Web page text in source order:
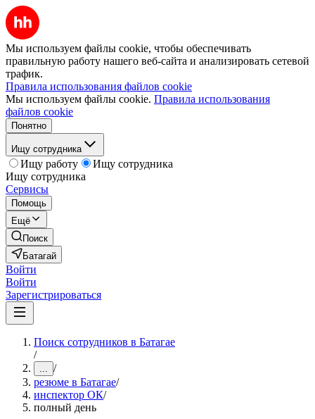
Мы используем файлы cookie, чтобы обеспечивать
правильную работу нашего веб-сайта и анализировать сетевой
трафик.
Правила использования файлов cookie
Мы используем файлы cookie. Правила использования
файлов cookie
Понятно
Ищу сотрудника
Ищу работу
Ищу сотрудника
Ищу сотрудника
Сервисы
Помощь
Ещё
Поиск
Батагай
Войти
Войти
Зарегистрироваться
Поиск сотрудников в Батагае
/
... /
резюме в Батагае/
инспектор ОК/
полный день